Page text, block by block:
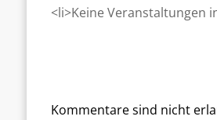
<li>Keine Veranstaltungen
Kommentare sind nicht